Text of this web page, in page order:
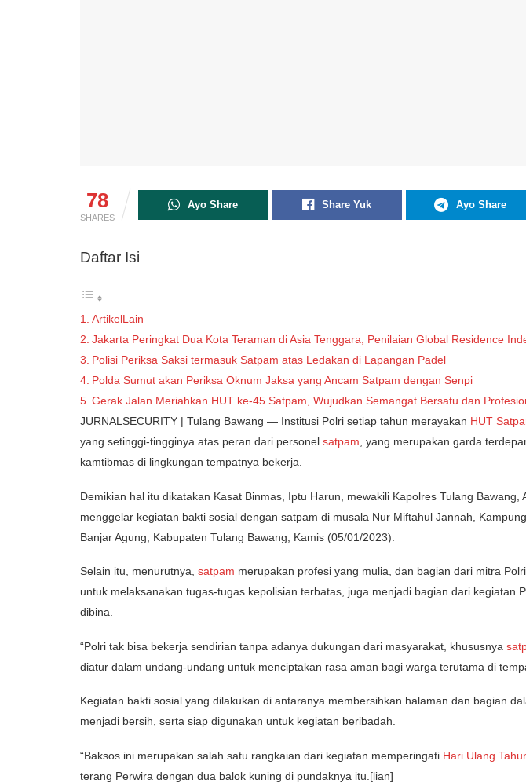
78
SHARES
Ayo Share Share Yuk Ayo Share
Daftar Isi
ArtikelLain
Jakarta Peringkat Dua Kota Teraman di Asia Tenggara, Penilaian Global Residence
Polisi Periksa Saksi termasuk Satpam atas Ledakan di Lapangan Padel
Polda Sumut akan Periksa Oknum Jaksa yang Ancam Satpam dengan Senpi
Gerak Jalan Meriahkan HUT ke-45 Satpam, Wujudkan Semangat Bersatu dan
JURNALSECURITY | Tulang Bawang — Institusi Polri setiap tahun merayakan HUT
yang setinggi-tingginya atas peran dari personel satpam, yang merupakan garda
kamtibmas di lingkungan tempatnya bekerja.
Demikian hal itu dikatakan Kasat Binmas, Iptu Harun, mewakili Kapolres Tulang Bawang,
menggelar kegiatan bakti sosial dengan satpam di musala Nur Miftahul Jannah,
Banjar Agung, Kabupaten Tulang Bawang, Kamis (05/01/2023).
Selain itu, menurutnya, satpam merupakan profesi yang mulia, dan bagian dari mitra
untuk melaksanakan tugas-tugas kepolisian terbatas, juga menjadi bagian dari kegiatan
dibina.
“Polri tak bisa bekerja sendirian tanpa adanya dukungan dari masyarakat, khususnya
diatur dalam undang-undang untuk menciptakan rasa aman bagi warga terutama di
Kegiatan bakti sosial yang dilakukan di antaranya membersihkan halaman dan bagian
menjadi bersih, serta siap digunakan untuk kegiatan beribadah.
“Baksos ini merupakan salah satu rangkaian dari kegiatan memperingati Hari Ulang
terang Perwira dengan dua balok kuning di pundaknya itu.[lian]